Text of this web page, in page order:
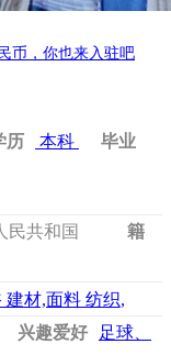
币，你也来入驻吧
历 本科
毕业
民共和国
籍
建材,面料 纺织,
,灯光照明,地面
兴趣爱好
足球、